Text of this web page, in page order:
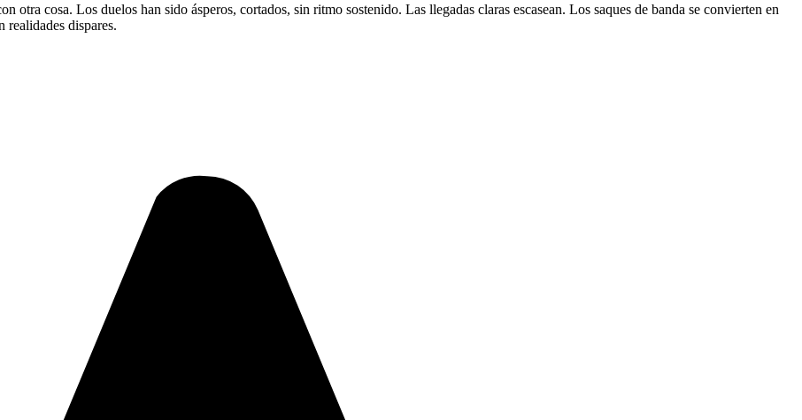
cosa. Los duelos han sido ásperos, cortados, sin ritmo sostenido. Las llegadas claras escasean. Los saques de banda se convierten en
dispares.